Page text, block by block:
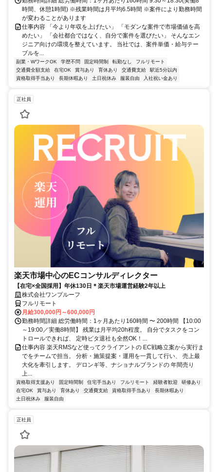
時間、休憩1時間) ※残業時間は月平均6.5時間 ※案件により勤務時間
が変わることがあります
仕事内容 「今より年収を上げたい」 「モダンな案件で市場価値を高
めたい」 「会社都合ではなく、自分で案件を選びたい」 そんなエン
ジニア向けの環境を整えています。 当社では、案件単価・給与テー
ブルを...
副業・WワークOK 学歴不問 固定時間制 転勤なし
フルリモート
交通費全額支給
在宅OK 賞与あり 育休あり 交通費支給
駅近5分以内
資格取得手当あり
長期休暇あり 土日祝休み 服装自由 入社祝い金あり
正社員
楽天市場中心のECコンサルディレクター
【在宅×全国採用】年休130日＊楽天市場運営経験2年以上
株式会社ワンプルーフ
フルリモート
月給300,000円～600,000円
勤務時間詳細 総労働時間：1ヶ月あたり160時間 〜 200時間 【10:00
～19:00／実働8時間】 残業は月平均20h程度。 自分でタスクをコン
トロールできれば、 定時ピタ退社も全然OK！...
仕事内容 楽天RMSなど使ってクライアントの EC戦略立案から実行ま
でをチームで担当。 分析・施策提案・運用を一貫して行い、 売上最
大化を牽引します。 デロンギ等、ナショナルブランドの 年間売り
上...
資格取得支援あり 固定時間制 住宅手当あり フルリモート 経験者歓迎
研修あり
在宅OK
賞与あり 育休あり 交通費支給 資格取得手当あり
長期休暇あり
土日祝休み
服装自由
正社員